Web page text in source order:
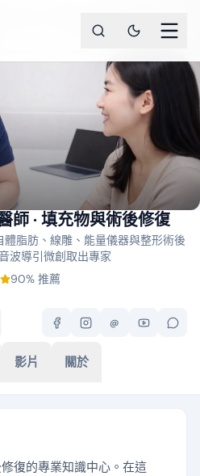
師 · 填充物與術後修復
體脂肪、線雕、能量儀器與整形術後
波導引微創取出專家
90% 推薦
@
影片 關於
復的專業知識中心。在這